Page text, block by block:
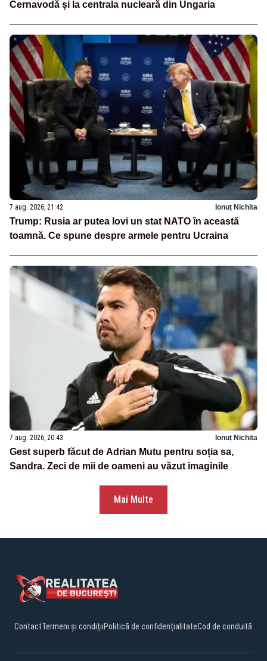
Cernavodă și la centrala nucleară din Ungaria
7 aug. 2026, 21:42 Ionuț Nichita
Trump: Rusia ar putea lovi un stat NATO în această
toamnă. Ce spune despre armele pentru Ucraina
7 aug. 2026, 20:43 Ionuț Nichita
Gest superb făcut de Adrian Mutu pentru soția sa,
Sandra. Zeci de mii de oameni au văzut imaginile
Mai Multe
ContactTermeni și condițiiPolitică de confidențialitateCod de conduită